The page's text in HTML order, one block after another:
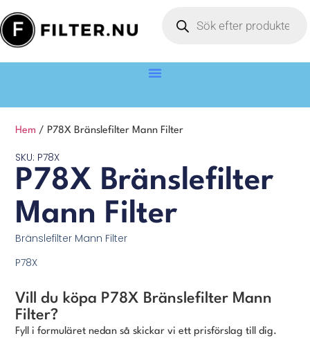
Hem / P78X Bränslefilter Mann Filter
SKU: P78X
P78X Bränslefilter
Mann Filter
Bränslefilter Mann Filter
P78X
Vill du köpa P78X Bränslefilter Mann
Filter?
Fyll i formuläret nedan så skickar vi ett prisförslag till dig.